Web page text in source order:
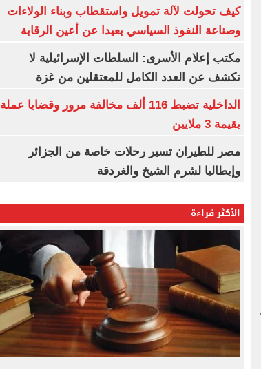
كيف تحولت لآلة تمويل واستقطاب وبناء الولاءات
وصناعة النفوذ السياسي بعيدا عن أعين الرقابة
مكتب إعلام الأسرى: السلطات الإسرائيلية لا
تكشف عن العدد الكامل للمعتقلين من غزة
الداخلية تضبط 116 ألف مخالفة مرور وقضايا عملة
بقيمة 3 ملايين
مصر للطيران تسير رحلات خاصة من الجزائر
وإيطاليا لشرم الشيخ والغردقة
الأكثر قراءة